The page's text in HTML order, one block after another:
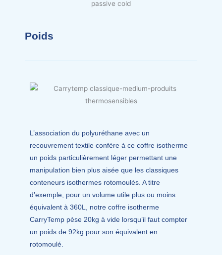
Poids
L’association du polyuréthane avec un
recouvrement textile confère à ce coffre isotherme
un poids particulièrement léger permettant une
manipulation bien plus aisée que les classiques
conteneurs isothermes rotomoulés. A titre
d’exemple, pour un volume utile plus ou moins
équivalent à 360L, notre coffre isotherme
CarryTemp pèse 20kg à vide lorsqu’il faut compter
un poids de 92kg pour son équivalent en
rotomoulé.